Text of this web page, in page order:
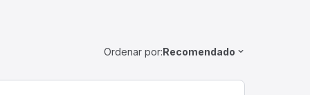
Ordenar por:Recomendado